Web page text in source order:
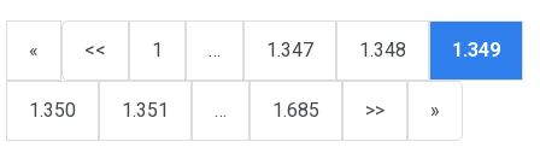
« << 1 … 1.347 1.348 1.349
1.350 1.351 … 1.685 >> »